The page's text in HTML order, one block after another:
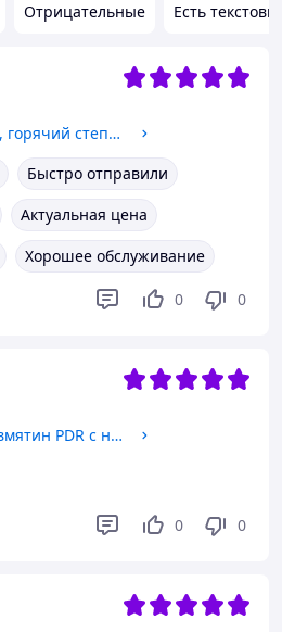
Отрицательные Есть
Паяльник для бампера, горячий степлер, ремонт пластика
Быстро отправили
Актуальная цена
Хорошее обслуживание
0 0
Крючки для удаления вмятин PDR с насадками
0 0